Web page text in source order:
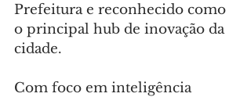
Prefeitura e reconhecido como
o principal hub de inovação da
cidade.
Com foco em inteligência